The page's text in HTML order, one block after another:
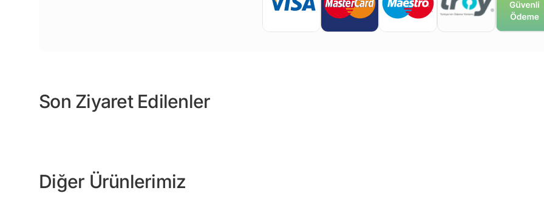
Son Ziyaret Edilenler
Diğer Ürünlerimiz